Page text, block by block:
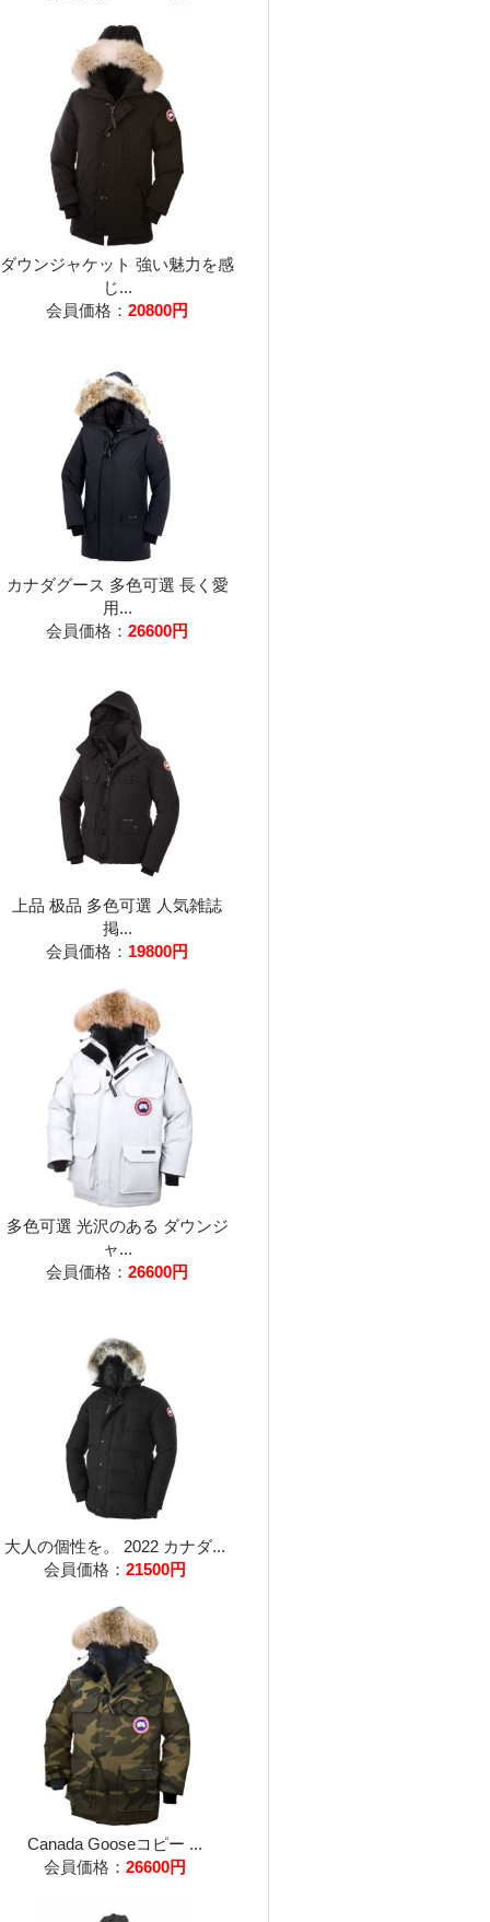
ダウンジャケット 強い魅力を感
じ...
会員価格： 20800円
カナダグース 多色可選 長く愛
用...
会員価格： 26600円
上品 极品 多色可選 人気雑誌
掲...
会員価格： 19800円
多色可選 光沢のある ダウンジ
ャ...
会員価格： 26600円
大人の個性を。 2022 カナダ...
会員価格： 21500円
Canada Gooseコピー ...
会員価格： 26600円